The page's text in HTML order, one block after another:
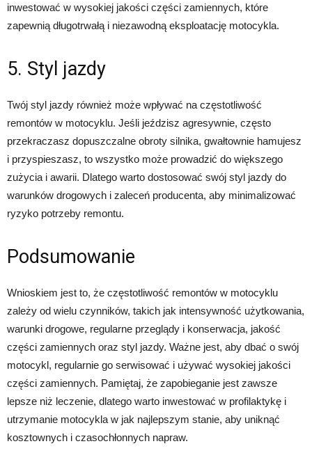
inwestować w wysokiej jakości części zamiennych, które
zapewnią długotrwałą i niezawodną eksploatację motocykla.
5. Styl jazdy
Twój styl jazdy również może wpływać na częstotliwość
remontów w motocyklu. Jeśli jeździsz agresywnie, często
przekraczasz dopuszczalne obroty silnika, gwałtownie hamujesz
i przyspieszasz, to wszystko może prowadzić do większego
zużycia i awarii. Dlatego warto dostosować swój styl jazdy do
warunków drogowych i zaleceń producenta, aby minimalizować
ryzyko potrzeby remontu.
Podsumowanie
Wnioskiem jest to, że częstotliwość remontów w motocyklu
zależy od wielu czynników, takich jak intensywność użytkowania,
warunki drogowe, regularne przeglądy i konserwacja, jakość
części zamiennych oraz styl jazdy. Ważne jest, aby dbać o swój
motocykl, regularnie go serwisować i używać wysokiej jakości
części zamiennych. Pamiętaj, że zapobieganie jest zawsze
lepsze niż leczenie, dlatego warto inwestować w profilaktykę i
utrzymanie motocykla w jak najlepszym stanie, aby uniknąć
kosztownych i czasochłonnych napraw.